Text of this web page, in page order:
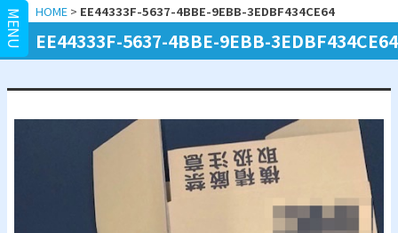
MENU HOME > EE44333F-5637-4BBE-9EBB-3EDBF434CE64
EE44333F-5637-4BBE-9EBB-3EDBF434CE64